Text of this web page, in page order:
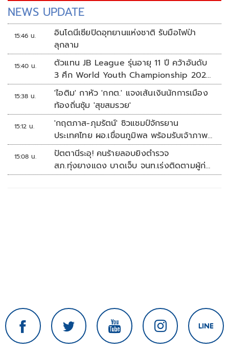
NEWS UPDATE
15:46 น.
อินโดนีเซียปิดอุทยานแห่งชาติ รับมือไฟป่า
ลุกลาม
15:40 น.
ตัวแทน JB League รุ่นอายุ 11 ปี คว้าอันดับ
3 ศึก World Youth Championship 2026
ที่สิงคโปร์
15:38 น.
'ไอติม' กาหัว 'กกต.' แจงเส้นเงินนักการเมือง
ท้องถิ่นซุ้ม 'สุขสมรวย'
15:12 น.
'กฤตภาส-ภุมรัตน์' ซิวแชมป์จักรยาน
ประเทศไทย ผอ.เขื่อนภูมิพล พร้อมรับเจ้าภาพ
ต่อ ปี 2570
15:08 น.
ปัตตานีระอุ! คนร้ายลอบยิงตำรวจ
สภ.ทุ่งยางแดง บาดเจ็บ จนท.เร่งติดตามผู้ก่อ
เหตุ